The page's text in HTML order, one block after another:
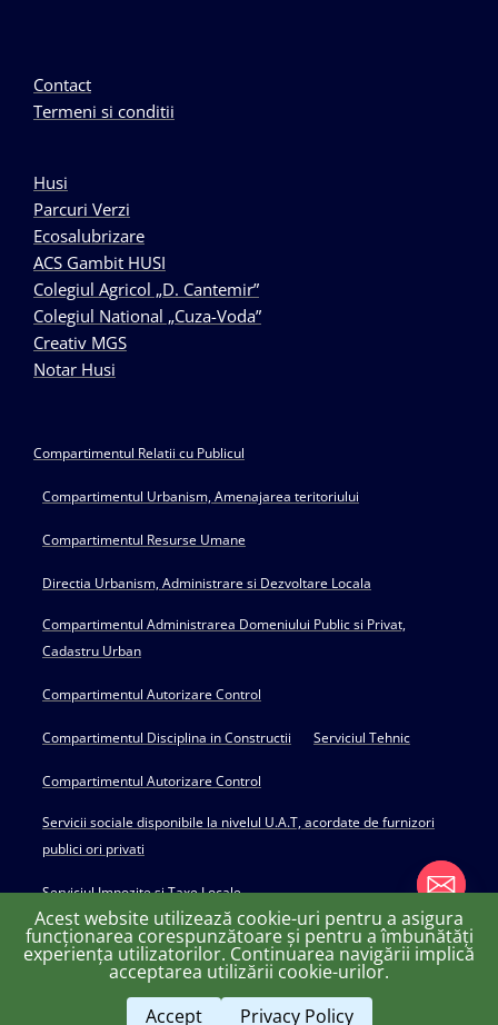
Contact
Termeni si conditii
Husi
Parcuri Verzi
Ecosalubrizare
ACS Gambit HUSI
Colegiul Agricol „D. Cantemir”
Colegiul National „Cuza-Voda”
Creativ MGS
Notar Husi
Compartimentul Relatii cu Publicul
Compartimentul Urbanism, Amenajarea teritoriului
Compartimentul Resurse Umane
Directia Urbanism, Administrare si Dezvoltare Locala
Compartimentul Administrarea Domeniului Public si Privat,
Cadastru Urban
Compartimentul Autorizare Control
Compartimentul Disciplina in Constructii Serviciul Tehnic
Compartimentul Autorizare Control
Servicii sociale disponibile la nivelul U.A.T, acordate de furnizori
publici ori privati
Serviciul Impozite si Taxe Locale
Copyright © 2022 Primăria Huși - powered by Creativ MGS
Acest website utilizează cookie-uri pentru a asigura
funcționarea corespunzătoare și pentru a îmbunătăți
experiența utilizatorilor. Continuarea navigării implică
acceptarea utilizării cookie-urilor.
Accept
Privacy Policy
chaty